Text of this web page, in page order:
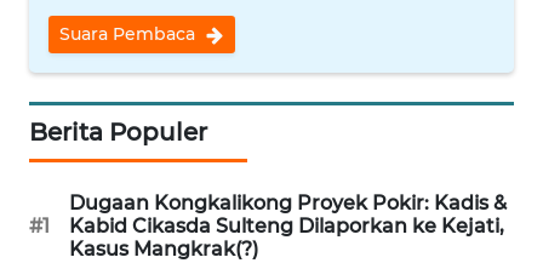
Suara Pembaca
Berita Populer
#1
Dugaan Kongkalikong Proyek Pokir: Kadis &
Kabid Cikasda Sulteng Dilaporkan ke Kejati,
Kasus Mangkrak(?)
WN
WN